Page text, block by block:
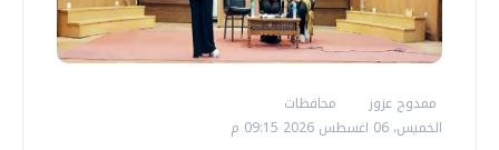
ممدوح عزوز
محافظات
الخميس، 06 اغسطس 2026 09:15 م